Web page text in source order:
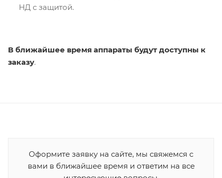
НД с защитой.
В ближайшее время аппараты будут доступны к
заказу.
Оформите заявку на сайте, мы свяжемся с
вами в ближайшее время и ответим на все